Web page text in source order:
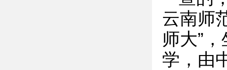
云南师
师大”
学，由